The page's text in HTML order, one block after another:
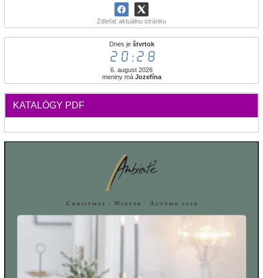
Zdieľať aktuálnu stránku
Dnes je štvrtok
20:28
6. august 2026
meniny má Jozefína
KATALÓGY PDF